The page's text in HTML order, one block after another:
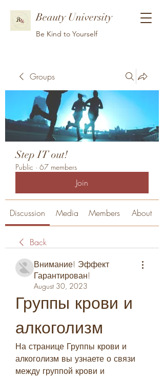
Beauty University
Be Kind to Yourself
Groups
Step IT out!
Public · 67 members
Join
Discussion Media Members About
Back
Внимание! Эффект
Гарантирован!
August 30, 2023
Группы крови и
алкоголизм
На странице Группы крови и
алкоголизм вы узнаете о связи
между группой крови и